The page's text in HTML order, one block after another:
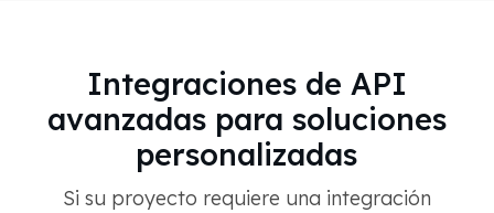
Integraciones de API
avanzadas para soluciones
personalizadas
Si su proyecto requiere una integración